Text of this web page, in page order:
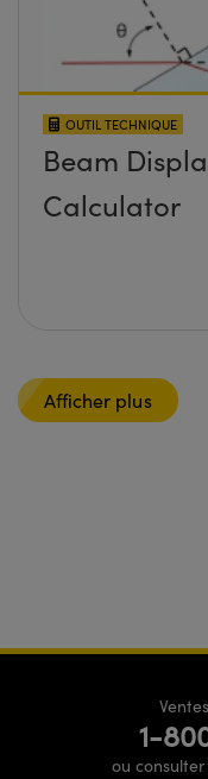
OUTIL TECHNIQUE
Beam
Calculator
Afficher plus
1-
ou consulter